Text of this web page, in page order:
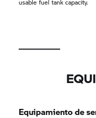
usable fuel tank capacity.
Equipamiento de